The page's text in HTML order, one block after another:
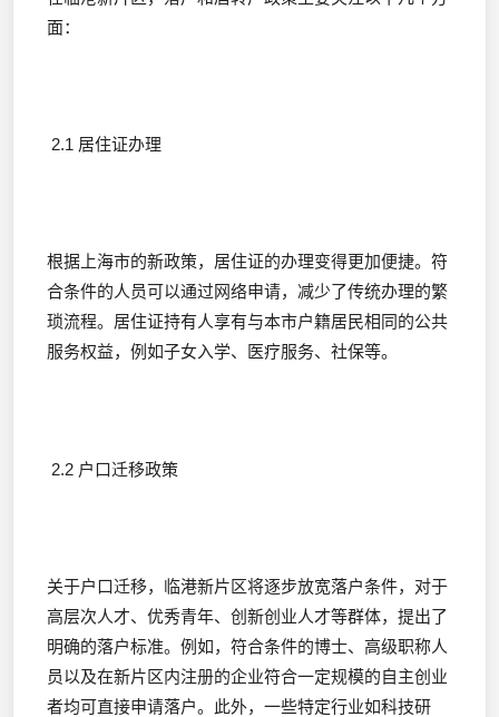
面：
2.1 居住证办理
根据上海市的新政策，居住证的办理变得更加便捷。符
合条件的人员可以通过网络申请，减少了传统办理的繁
琐流程。居住证持有人享有与本市户籍居民相同的公共
服务权益，例如子女入学、医疗服务、社保等。
2.2 户口迁移政策
关于户口迁移，临港新片区将逐步放宽落户条件，对于
高层次人才、优秀青年、创新创业人才等群体，提出了
明确的落户标准。例如，符合条件的博士、高级职称人
员以及在新片区内注册的企业符合一定规模的自主创业
者均可直接申请落户。此外，一些特定行业如科技研